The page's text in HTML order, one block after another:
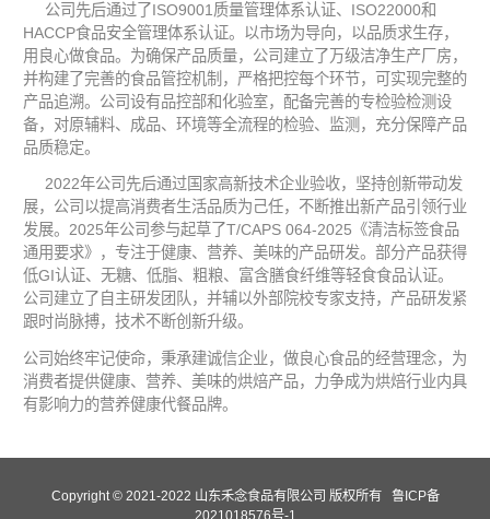
公司先后通过了ISO9001质量管理体系认证、ISO22000和
HACCP食品安全管理体系认证。以市场为导向，以品质求生存，
用良心做食品。为确保产品质量，公司建立了万级洁净生产厂房，
并构建了完善的食品管控机制，严格把控每个环节，可实现完整的
产品追溯。公司设有品控部和化验室，配备完善的专检验检测设
备，对原辅料、成品、环境等全流程的检验、监测，充分保障产品
品质稳定。
2022年公司先后通过国家高新技术企业验收，坚持创新带动发
展，公司以提高消费者生活品质为己任，不断推出新产品引领行业
发展。2025年公司参与起草了T/CAPS 064-2025《清洁标签食品
通用要求》，专注于健康、营养、美味的产品研发。部分产品获得
低GI认证、无糖、低脂、粗粮、富含膳食纤维等轻食食品认证。
公司建立了自主研发团队，并辅以外部院校专家支持，产品研发紧
跟时尚脉搏，技术不断创新升级。
公司始终牢记使命，秉承建诚信企业，做良心食品的经营理念，为
消费者提供健康、营养、美味的烘焙产品，力争成为烘焙行业内具
有影响力的营养健康代餐品牌。
Copyright © 2021-2022 山东禾念食品有限公司 版权所有 鲁ICP备
2021018576号-1